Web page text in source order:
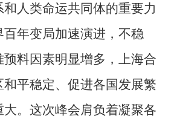
人类命运共同体的重要力
年变局加速演进，不稳
料因素明显增多，上海合
平稳定、促进各国发展繁
。这次峰会肩负着凝聚各